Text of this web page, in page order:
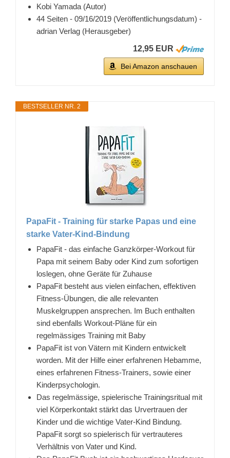
Kobi Yamada (Autor)
44 Seiten - 09/16/2019 (Veröffentlichungsdatum) -
adrian Verlag (Herausgeber)
12,95 EUR
Bei Amazon anschauen
BESTSELLER NR. 2
PapaFit - Training für starke Papas und eine
starke Vater-Kind-Bindung
PapaFit - das einfache Ganzkörper-Workout für
Papa mit seinem Baby oder Kind zum sofortigen
loslegen, ohne Geräte für Zuhause
PapaFit besteht aus vielen einfachen, effektiven
Fitness-Übungen, die alle relevanten
Muskelgruppen ansprechen. Im Buch enthalten
sind ebenfalls Workout-Pläne für ein
regelmässiges Training mit Baby
PapaFit ist von Vätern mit Kindern entwickelt
worden. Mit der Hilfe einer erfahrenen Hebamme,
eines erfahrenen Fitness-Trainers, sowie einer
Kinderpsychologin.
Das regelmässige, spielerische Trainingsritual mit
viel Körperkontakt stärkt das Urvertrauen der
Kinder und die wichtige Vater-Kind Bindung.
PapaFit sorgt so spielerisch für vertrauteres
Verhältnis von Vater und Kind.